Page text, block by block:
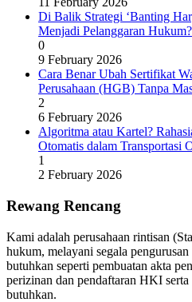
Di Balik Strategi ‘Banting
Menjadi Pelanggaran Hukum?
0
9 February 2026
Cara Benar Ubah Sertifikat
Perusahaan (HGB) Tanpa
2
6 February 2026
Algoritma atau Kartel?
Otomatis dalam Transportasi
1
2 February 2026
Rewang Rencang
Kami adalah perusahaan rintisan
hukum, melayani segala
butuhkan seperti pembuatan akta
perizinan dan pendaftaran HKI
butuhkan.